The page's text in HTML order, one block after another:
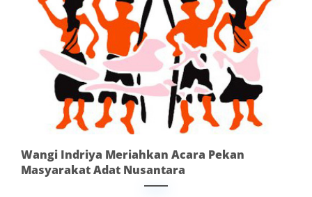
Wangi Indriya Meriahkan Acara Pekan
Masyarakat Adat Nusantara